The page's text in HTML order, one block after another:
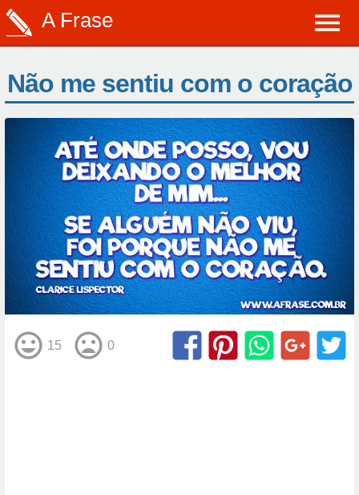
A Frase
Não me sentiu com o coração
15 0